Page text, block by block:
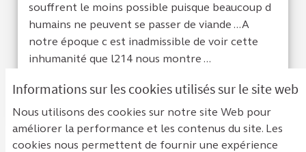
Informations sur les cookies utilisés sur le site web
Nous utilisons des cookies sur notre site Web pour
améliorer la performance et les contenus du site. Les
cookies nous permettent de fournir une expérience
souffrent le moins possible puisque beaucoup d
humains ne peuvent se passer de viande ...A
notre époque c est inadmissible de voir cette
inhumanité que l214 nous montre ...